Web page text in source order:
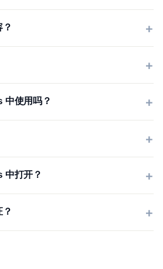
中使用吗？
中打开？